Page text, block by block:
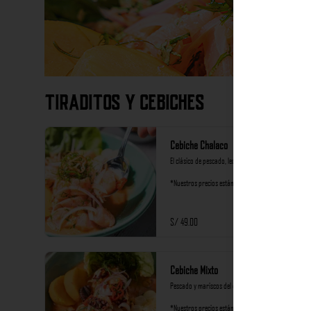
Tiraditos y Cebiches
Cebiche Chalaco
El clásico de pescado, leche de tigre de ají limo.
*Nuestros precios están expresados en soles e
S/ 49.00
Cebiche Mixto
Pescado y mariscos del día al rocoto
*Nuestros precios están expresados en soles e